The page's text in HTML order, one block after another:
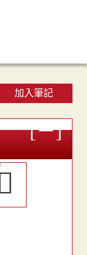
加入筆記
𨻎